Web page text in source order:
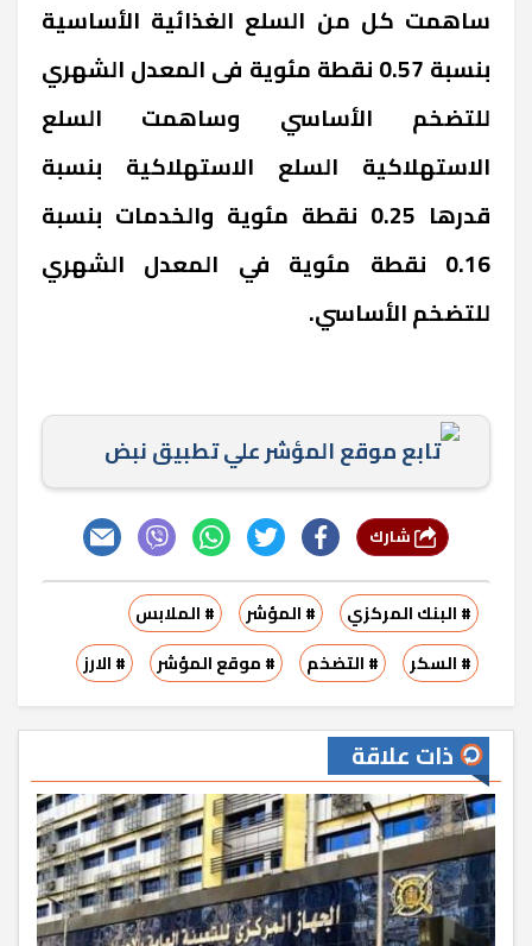
ساهمت كل من السلع الغذائية الأساسية
بنسبة 0.57 نقطة مئوية فى المعدل الشهري
للتضخم الأساسي وساهمت السلع
الاستهلاكية السلع الاستهلاكية بنسبة
قدرها 0.25 نقطة مئوية والخدمات بنسبة
0.16 نقطة مئوية في المعدل الشهري
للتضخم الأساسي.
تابع موقع المؤشر علي تطبيق نبض
# البنك المركزي # المؤشر
# الملابس
# السكر
# التضخم # موقع المؤشر # الارز
ذات علاقة